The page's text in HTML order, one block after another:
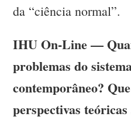
da “ciência normal”.
IHU On-Line —
problemas do
contemporâneo?
perspectivas teóricas